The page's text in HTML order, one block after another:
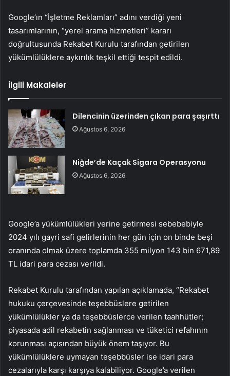
Google’ın “İşletme Reklamları” adını verdiği yeni
tasarımlarının, “yerel arama hizmetleri” kararı
doğrultusunda Rekabet Kurulu tarafından getirilen
yükümlülüklere aykırılık teşkil ettiği tespit edildi.
İlgili Makaleler
Dilencinin üzerinden çıkan para şaşırttı
Ağustos 6, 2026
Niğde’de Kaçak Sigara Operasyonu
Ağustos 6, 2026
Google’a yükümlülükleri yerine getirmesi sebebebiyle
2024 yılı gayri safi gelirlerinin her gün için on binde beşi
oranında olmak üzere toplamda 355 milyon 143 bin 671,89
TL idari para cezası verildi.
Rekabet Kurulu tarafından yapılan açıklamada, “Rekabet
hukuku çerçevesinde teşebbüslere getirilen
yükümlülükler ya da teşebbüslerce verilen taahhütler;
piyasada adil rekabetin sağlanması ve tüketici refahının
korunması açısından büyük önem taşıyor. Bu
yükümlülüklere uymayan teşebbüsler ise idari para
cezalarıyla karşı karşıya kalabiliyor. Google’a verilen